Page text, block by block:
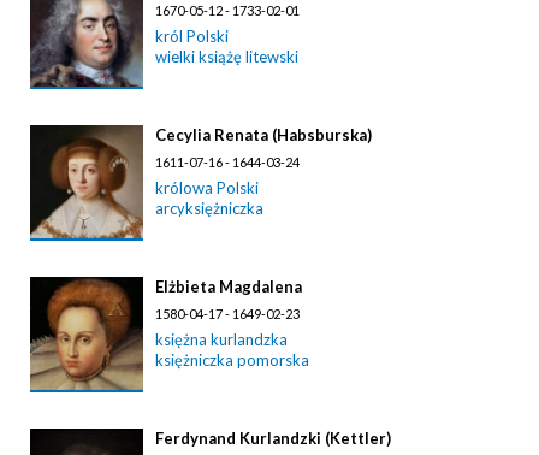
1670-05-12 - 1733-02-01
król Polski
wielki książę litewski
Cecylia Renata (Habsburska)
1611-07-16 - 1644-03-24
królowa Polski
arcyksiężniczka
Elżbieta Magdalena
1580-04-17 - 1649-02-23
księżna kurlandzka
księżniczka pomorska
Ferdynand Kurlandzki (Kettler)